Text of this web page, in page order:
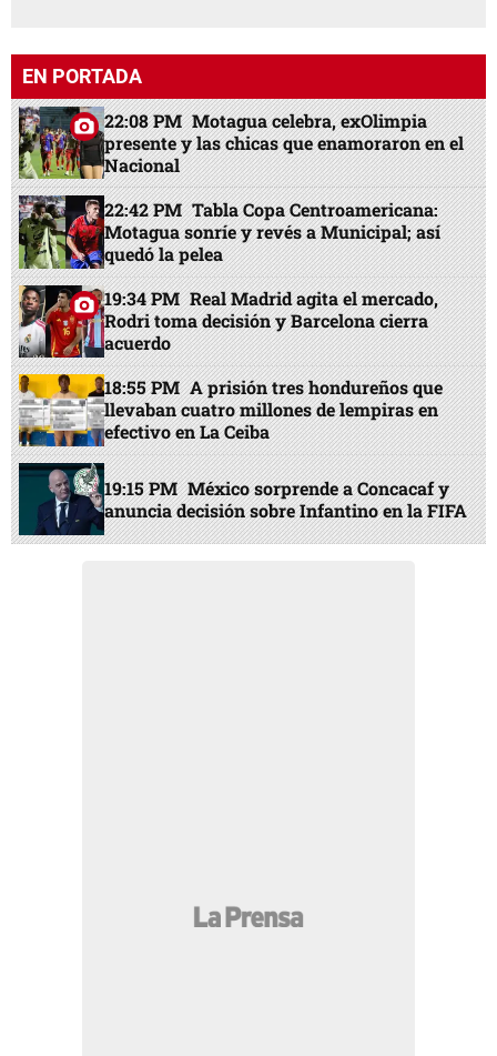
EN PORTADA
22:08 PM Motagua celebra, exOlimpia
presente y las chicas que enamoraron en el
Nacional
22:42 PM Tabla Copa Centroamericana:
Motagua sonríe y revés a Municipal; así
quedó la pelea
19:34 PM Real Madrid agita el mercado,
Rodri toma decisión y Barcelona cierra
acuerdo
18:55 PM A prisión tres hondureños que
llevaban cuatro millones de lempiras en
efectivo en La Ceiba
19:15 PM México sorprende a Concacaf y
anuncia decisión sobre Infantino en la FIFA